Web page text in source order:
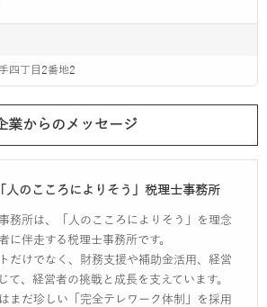
四丁目2番地2
業からのメッセージ
人のこころによりそう」税理士事務所
務所は、「人のこころによりそう」を理念
に伴走する税理士事務所です。
だけでなく、財務支援や補助金活用、経営
て、経営者の挑戦と成長を支えています。
まだ珍しい「完全テレワーク体制」を採用